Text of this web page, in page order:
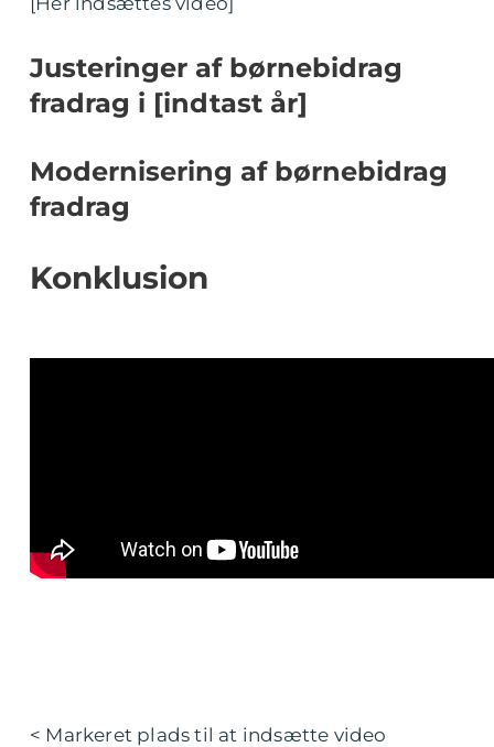
Justeringer af børnebidrag
fradrag i [indtast år]
Modernisering af børnebidrag
fradrag
Konklusion
< Markeret plads til at indsætte video